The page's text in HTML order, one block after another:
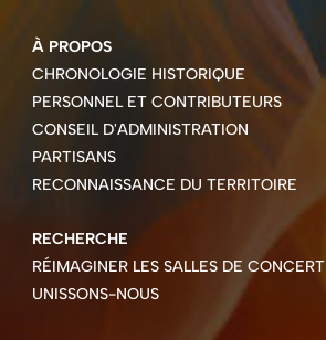
À PROPOS
CHRONOLOGIE HISTORIQUE
PERSONNEL ET CONTRIBUTEURS
CONSEIL D'ADMINISTRATION
PARTISANS
RECONNAISSANCE DU TERRITOIRE
RECHERCHE
RÉIMAGINER LES SALLES DE CONCERT
UNISSONS-NOUS